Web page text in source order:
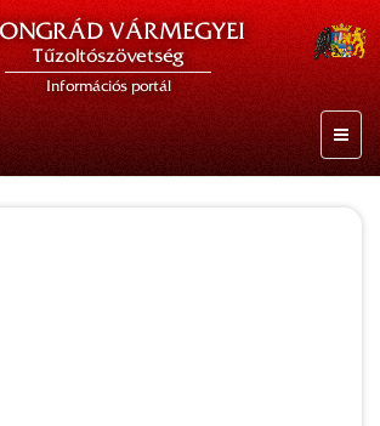
VÁRMEGYEI
Tűzoltószövetség
Információs portál